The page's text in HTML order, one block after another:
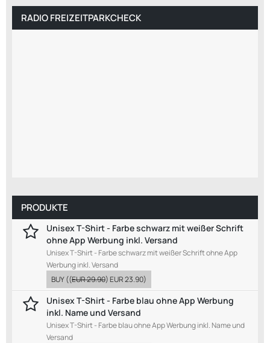
RADIO FREIZEITPARKCHECK
PRODUKTE
Unisex T-Shirt - Farbe schwarz mit weißer Schrift
ohne App Werbung inkl. Versand
Unisex T-Shirt - Farbe schwarz mit weißer Schrift ohne App
Werbung inkl. Versand
BUY((EUR 29.90)EUR 23.90)
Unisex T-Shirt - Farbe blau ohne App Werbung
inkl. Name und Versand
Unisex T-Shirt - Farbe blau ohne App Werbung inkl. Name und
Versand